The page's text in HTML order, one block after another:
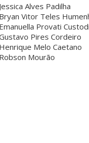
Alves Padilha
Vitor Teles
Provati
Pires Cordeiro
Melo Caetano
Mourão